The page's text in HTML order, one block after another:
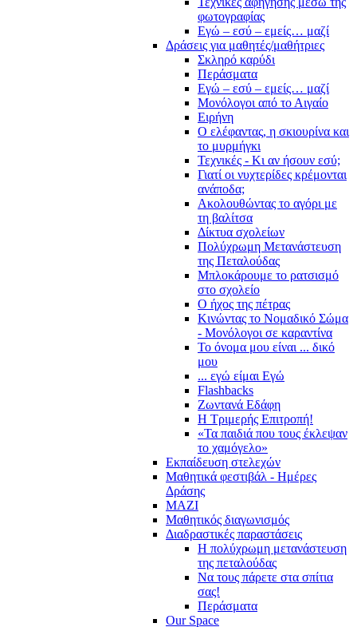
φωτογραφίας
Εγώ – εσύ – εμείς… μαζί
Δράσεις για μαθητές/μαθήτριες
Σκληρό καρύδι
Περάσματα
Εγώ – εσύ – εμείς… μαζί
Μονόλογοι από το Αιγαίο
Ειρήνη
Ο ελέφαντας, η σκιουρίνα και
το μυρμήγκι
Τεχνικές - Κι αν ήσουν εσύ;
Γιατί οι νυχτερίδες κρέμονται
ανάποδα;
Ακολουθώντας το αγόρι με
τη βαλίτσα
Δίκτυα σχολείων
Πολύχρωμη Μετανάστευση
της Πεταλούδας
Μπλοκάρουμε το ρατσισμό
στο σχολείο
Ο ήχος της πέτρας
Κινώντας το Νομαδικό Σώμα
- Μονόλογοι σε καραντίνα
Το όνομα μου είναι ... δικό
μου
... εγώ είμαι Εγώ
Flashbacks
Ζωντανά Εδάφη
Η Τριμερής Επιτροπή!
«Τα παιδιά που τους έκλεψαν
το χαμόγελο»
Εκπαίδευση στελεχών
Μαθητικά φεστιβάλ - Ημέρες
Δράσης
ΜΑΖΙ
Μαθητικός διαγωνισμός
Διαδραστικές παραστάσεις
Η πολύχρωμη μετανάστευση
της πεταλούδας
Να τους πάρετε στα σπίτια
σας!
Περάσματα
Our Space